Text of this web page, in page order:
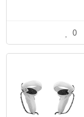
0